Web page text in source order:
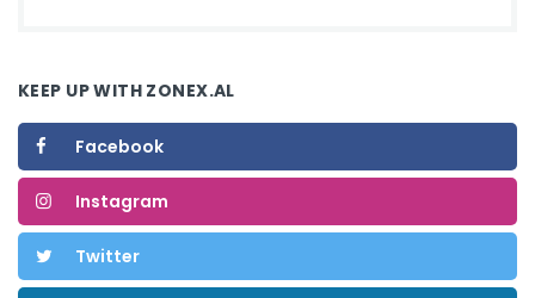
KEEP UP WITH ZONEX.AL
Facebook
Instagram
Twitter